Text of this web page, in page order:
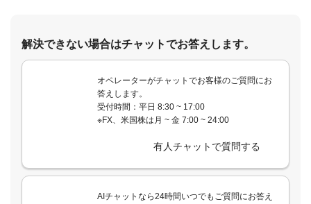
解決できない場合はチャットでお答えします。
オペレーターがチャットでお客様のご質問にお
答えします。
受付時間：平日 8:30 ~ 17:00
※FX、米国株は月 ~ 金 7:00 ~ 24:00
有人チャットで質問する
AIチャットなら24時間いつでもご質問にお答え